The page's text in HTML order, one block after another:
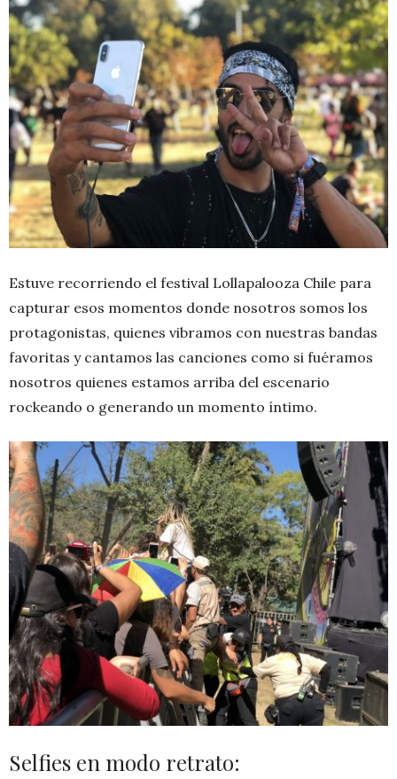
Estuve recorriendo el festival Lollapalooza Chile para
capturar esos momentos donde nosotros somos los
protagonistas, quienes vibramos con nuestras bandas
favoritas y cantamos las canciones como si fuéramos
nosotros quienes estamos arriba del escenario
rockeando o generando un momento íntimo.
Selfies en modo retrato: